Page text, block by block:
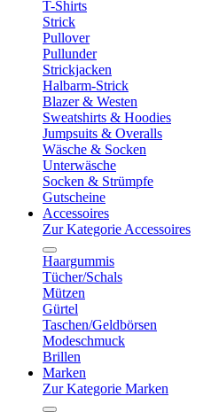
T-Shirts
Strick
Pullover
Pullunder
Strickjacken
Halbarm-Strick
Blazer & Westen
Sweatshirts & Hoodies
Jumpsuits & Overalls
Wäsche & Socken
Unterwäsche
Socken & Strümpfe
Gutscheine
Accessoires
Zur Kategorie Accessoires
Haargummis
Tücher/Schals
Mützen
Gürtel
Taschen/Geldbörsen
Modeschmuck
Brillen
Marken
Zur Kategorie Marken